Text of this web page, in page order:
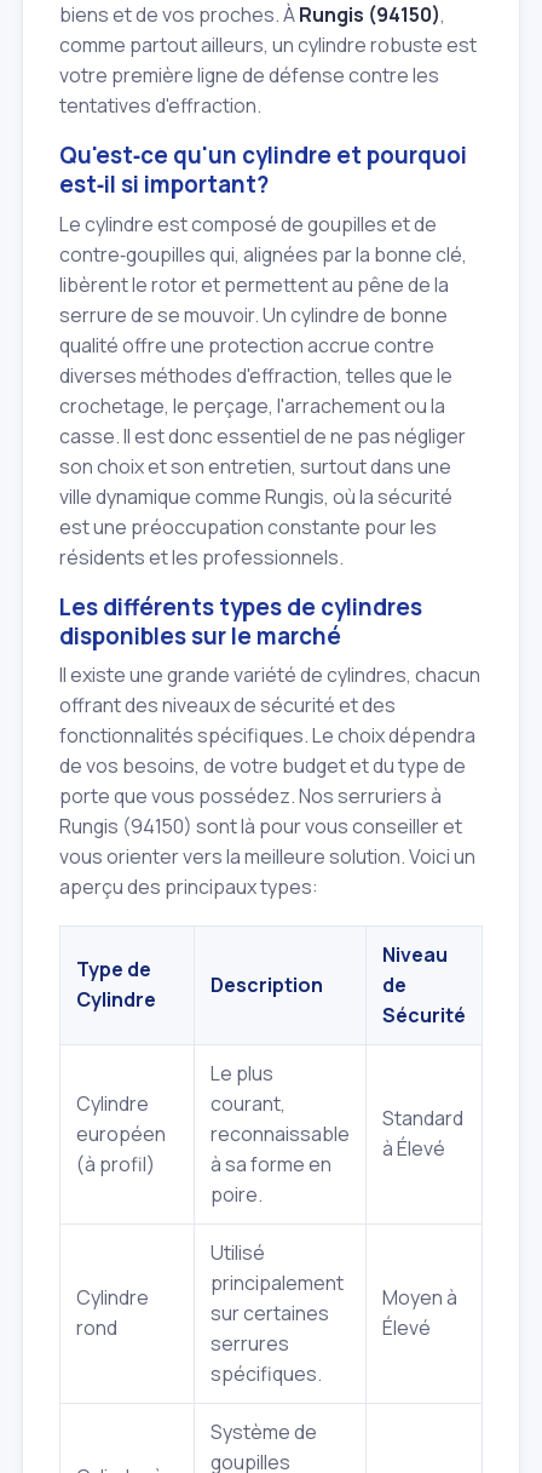
biens et de vos proches. ÀRungis (94150),
comme partout ailleurs, un cylindre robuste est
votre première ligne de défense contre les
tentatives d'effraction.
Qu'est‑ce qu'un cylindre et pourquoi
est‑il si important?
Le cylindre est composé de goupilles et de
contre‑goupilles qui, alignées par la bonne clé,
libèrent le rotor et permettent au pêne de la
serrure de se mouvoir. Un cylindre de bonne
qualité offre une protection accrue contre
diverses méthodes d'effraction, telles que le
crochetage, le perçage, l'arrachement ou la
casse. Il est donc essentiel de ne pas négliger
son choix et son entretien, surtout dans une
ville dynamique comme Rungis, où la sécurité
est une préoccupation constante pour les
résidents et les professionnels.
Les différents types de cylindres
disponibles sur le marché
Il existe une grande variété de cylindres, chacun
offrant des niveaux de sécurité et des
fonctionnalités spécifiques. Le choix dépendra
de vos besoins, de votre budget et du type de
porte que vous possédez. Nos serruriers à
Rungis (94150) sont là pour vous conseiller et
vous orienter vers la meilleure solution. Voici un
aperçu des principaux types:
Type de
Cylindre
Description
Niveau
de
Sécurité
Cylindre
européen
(à profil)
Le plus
courant,
reconnaissable
à sa forme en
poire.
Standard
à Élevé
Cylindre
rond
Utilisé
principalement
sur certaines
serrures
spécifiques.
Moyen à
Élevé
Système de
goupilles